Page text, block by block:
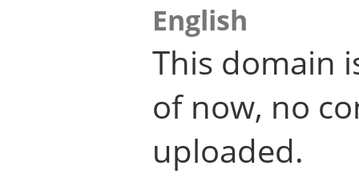
English
This domain
of now, no
uploaded.